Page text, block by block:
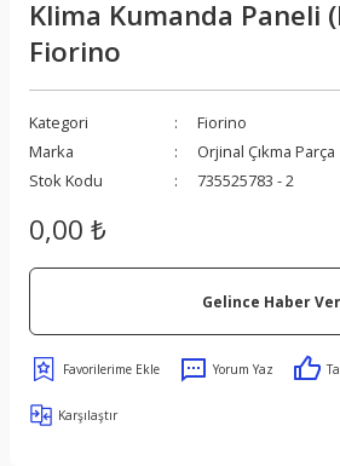
Klima Kumanda Paneli
Fiorino
Kategori
Fiorino
Marka
Orjinal Çıkma Parça
Stok Kodu
735525783 - 2
0,00 ₺
Gelince Haber Ver
Yorum Yaz
Karşılaştır